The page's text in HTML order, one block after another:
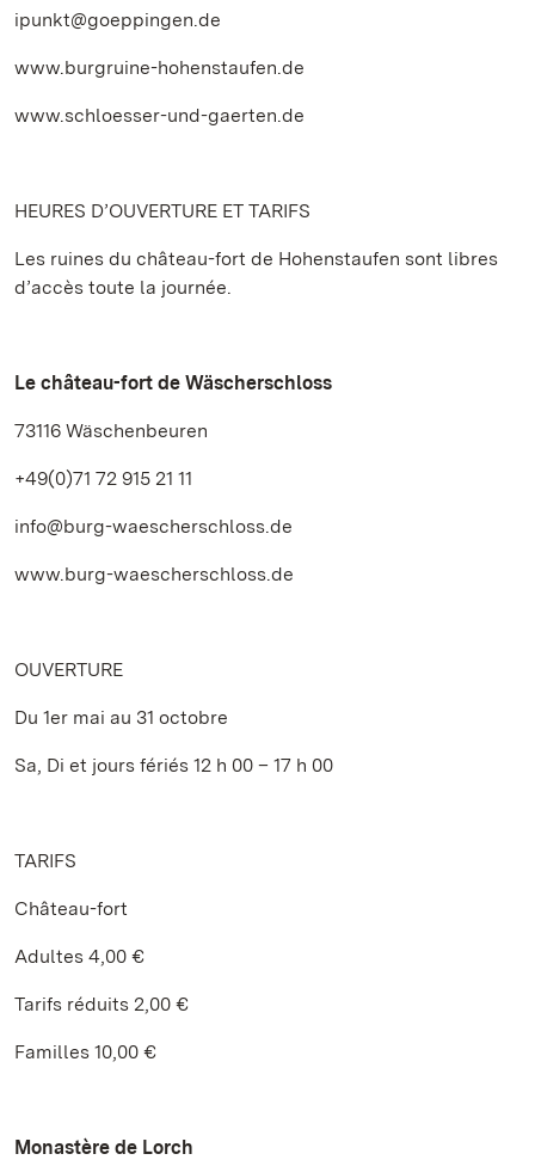
ipunkt@goeppingen.de
www.burgruine-hohenstaufen.de
www.schloesser-und-gaerten.de
HEURES D’OUVERTURE ET TARIFS
Les ruines du château-fort de Hohenstaufen sont libres
d’accès toute la journée.
Le château-fort de Wäscherschloss
73116 Wäschenbeuren
+49(0)71 72 915 21 11
info@burg-waescherschloss.de
www.burg-waescherschloss.de
OUVERTURE
Du 1er mai au 31 octobre
Sa, Di et jours fériés 12 h 00 – 17 h 00
TARIFS
Château-fort
Adultes 4,00 €
Tarifs réduits 2,00 €
Familles 10,00 €
Monastère de Lorch